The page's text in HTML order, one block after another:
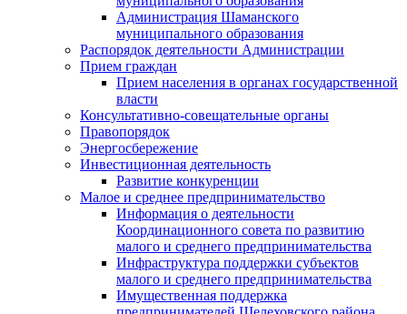
Администрация Шаманского
муниципального образования
Распорядок деятельности Администрации
Прием граждан
Прием населения в органах государственной
власти
Консультативно-совещательные органы
Правопорядок
Энергосбережение
Инвестиционная деятельность
Развитие конкуренции
Малое и среднее предпринимательство
Информация о деятельности
Координационного совета по развитию
малого и среднего предпринимательства
Инфраструктура поддержки субъектов
малого и среднего предпринимательства
Имущественная поддержка